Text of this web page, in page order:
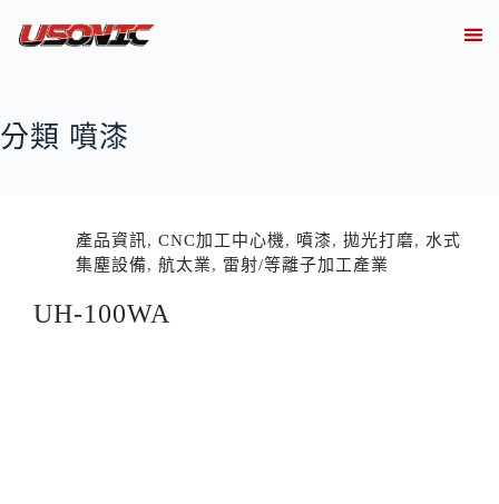
分類 噴漆
產品資訊 , CNC加工中心機, 噴漆, 拋光打磨, 水式
集塵設備, 航太業, 雷射/等離子加工產業
UH-100WA